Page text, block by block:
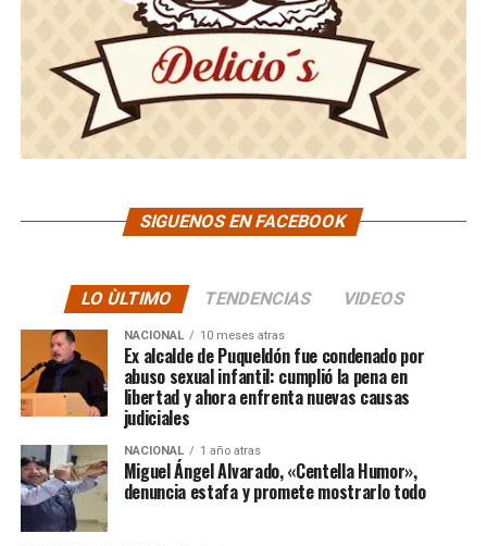
SIGUENOS EN FACEBOOK
LO ÙLTIMO TENDENCIAS VIDEOS
NACIONAL 10 meses atras
Ex alcalde de Puqueldón fue condenado por
abuso sexual infantil: cumplió la pena en
libertad y ahora enfrenta nuevas causas
judiciales
NACIONAL 1 año atras
Miguel Ángel Alvarado, «Centella Humor»,
denuncia estafa y promete mostrarlo todo